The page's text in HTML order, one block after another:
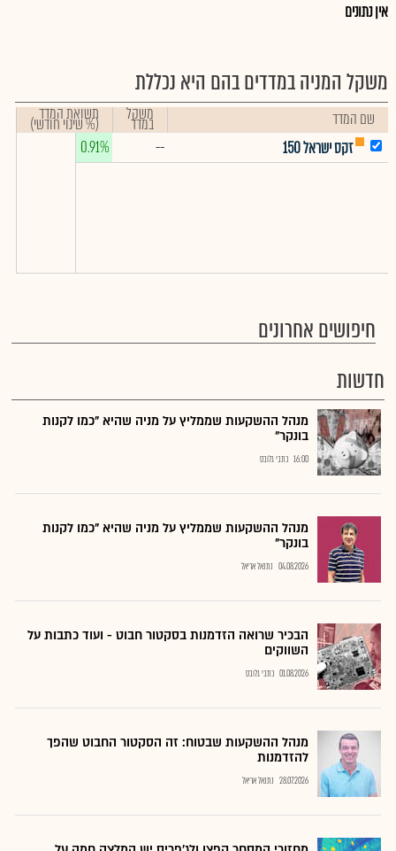
אין נתונים
משקל המניה במדדים בהם היא נכללת
שם המדד משקל
במדד תשואת המדד
(% שינוי חודשי)
זקס ישראל 150
--
0.91%
חיפושים אחרונים
חדשות
מנהל ההשקעות שממליץ על מניה שהיא "כמו לקנות
בונקר"
16:00 כתבי גלובס
מנהל ההשקעות שממליץ על מניה שהיא "כמו לקנות
בונקר"
04.08.2026 נתנאל אריאל
הבכיר שרואה הזדמנות בסקטור חבוט - ועוד כתבות על
השווקים
01.08.2026 כתבי גלובס
מנהל ההשקעות שבטוח: זה הסקטור החבוט שהפך
להזדמנות
28.07.2026 נתנאל אריאל